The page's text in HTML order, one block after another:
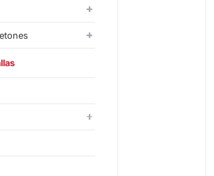
en Masa
Armado